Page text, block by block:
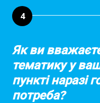
4
Як ви
тематику у
пункті наразі
потреба?